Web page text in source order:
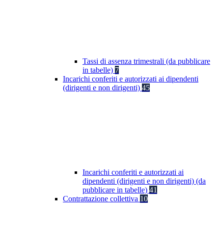
Tassi di assenza trimestrali (da pubblicare
in tabelle) 7
Incarichi conferiti e autorizzati ai dipendenti
(dirigenti e non dirigenti) 45
Incarichi conferiti e autorizzati ai
dipendenti (dirigenti e non dirigenti) (da
pubblicare in tabelle) 41
Contrattazione collettiva 10